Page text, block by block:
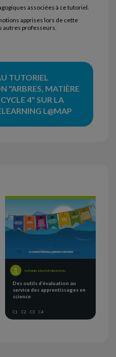
associées à ce tutoriel.
apprises lors de cette
autres professeurs.
TUTORIEL
"ARBRES, MATIÈRE
4" SUR LA
L@MAP
TUTORIEL D'AUTOFORMATION
Des outils d’évaluation au
service des apprentissages en
science
C1 C2 C3 C4